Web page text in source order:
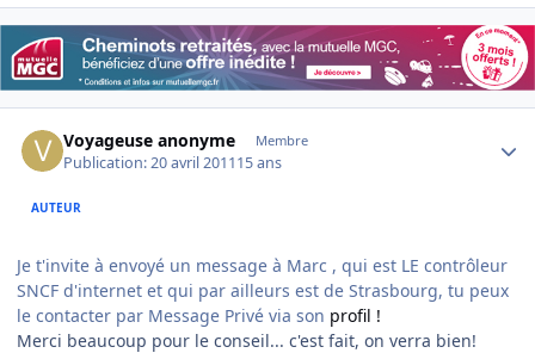
Voyageuse anonyme Membre
Publication:20 avril 201115 ans
AUTEUR
Je t'invite à envoyé un message à Marc , qui est LE contrôleur
SNCF d'internet et qui par ailleurs est de Strasbourg, tu peux
le contacter par Message Privé via son profil !
Merci beaucoup pour le conseil... c'est fait, on verra bien!